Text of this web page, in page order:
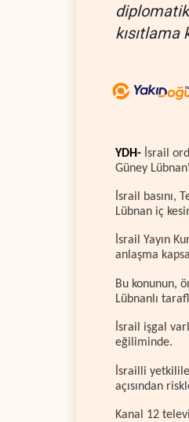
diplomatik
kısıtlama
YDH- İsrail
Güney
İsrail basını,
Lübnan iç
İsrail Yayın
anlaşma
Bu konunun,
Lübnanlı
İsrail işgal
eğiliminde.
İsrailli
açısından
Kanal 12